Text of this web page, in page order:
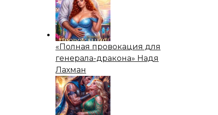
«Полная провокация для
генерала-дракона» Надя
Лахман